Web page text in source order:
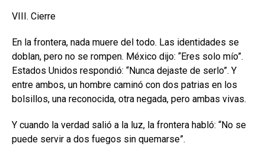
VIII. Cierre
En la frontera, nada muere del todo. Las identidades se
doblan, pero no se rompen. México dijo: “Eres solo mío”.
Estados Unidos respondió: “Nunca dejaste de serlo”. Y
entre ambos, un hombre caminó con dos patrias en los
bolsillos, una reconocida, otra negada, pero ambas vivas.
Y cuando la verdad salió a la luz, la frontera habló: “No se
puede servir a dos fuegos sin quemarse”.